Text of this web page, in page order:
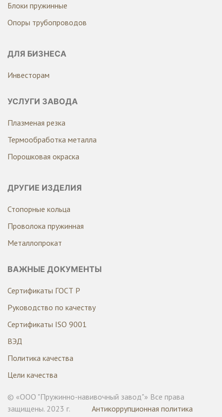
Блоки пружинные
Опоры трубопроводов
ДЛЯ БИЗНЕСА
Инвесторам
УСЛУГИ ЗАВОДА
Плазменая резка
Термообработка металла
Порошковая окраска
ДРУГИЕ ИЗДЕЛИЯ
Стопорные кольца
Проволока пружинная
Металлопрокат
ВАЖНЫЕ ДОКУМЕНТЫ
Сертификаты ГОСТ Р
Руководство по качеству
Сертификаты ISO 9001
ВЭД
Политика качества
Цели качества
© «ООО "Пружинно-навивочный завод"» Все права
защищены. 2023 г.
Антикоррупционная политика